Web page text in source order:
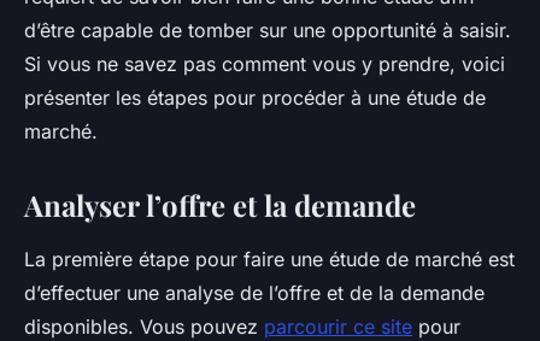
d’être capable de tomber sur une opportunité à saisir.
Si vous ne savez pas comment vous y prendre, voici
présenter les étapes pour procéder à une étude de
marché.
Analyser l’offre et la demande
La première étape pour faire une étude de marché est
d’effectuer une analyse de l’offre et de la demande
disponibles. Vous pouvez parcourir ce site pour